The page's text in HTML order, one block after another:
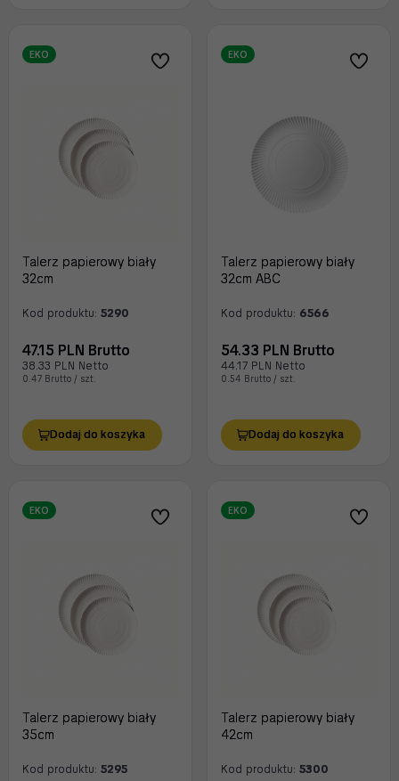
EKO
Talerz papierowy biały
32cm
Kod produktu: 5290
47.15 PLN Brutto
38.33 PLN Netto
0.47 Brutto / szt.
Dodaj do koszyka
EKO
Talerz papierowy biały
32cm ABC
Kod produktu: 6566
54.33 PLN Brutto
44.17 PLN Netto
0.54 Brutto / szt.
Dodaj do koszyka
EKO
Talerz papierowy biały
35cm
Kod produktu: 5295
EKO
Talerz papierowy biały
42cm
Kod produktu: 5300